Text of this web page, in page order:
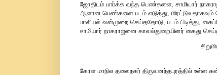
ஜோதிடம் பார்க்க வந்த பெண்களை, சாமியார்
ஆளான பெண்களை படம் எடுத்து,
பாலியல் வன்முறை செய்ததோடு, படம் பிடித்து,
சாமியார் நாகராஜனை காவல்துறையினர் கைது
கேரள மாநில தலைநகர் திருவனந்தபுரத்தில் உள்ள